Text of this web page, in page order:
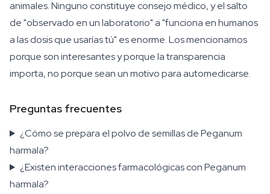
animales. Ninguno constituye consejo médico, y el salto
de "observado en un laboratorio" a "funciona en humanos
a las dosis que usarías tú" es enorme. Los mencionamos
porque son interesantes y porque la transparencia
importa, no porque sean un motivo para automedicarse.
Preguntas frecuentes
¿Cómo se prepara el polvo de semillas de Peganum
harmala?
¿Existen interacciones farmacológicas con Peganum
harmala?